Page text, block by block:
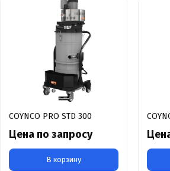
COYNCO PRO STD 300
Цена по запросу
В корзину